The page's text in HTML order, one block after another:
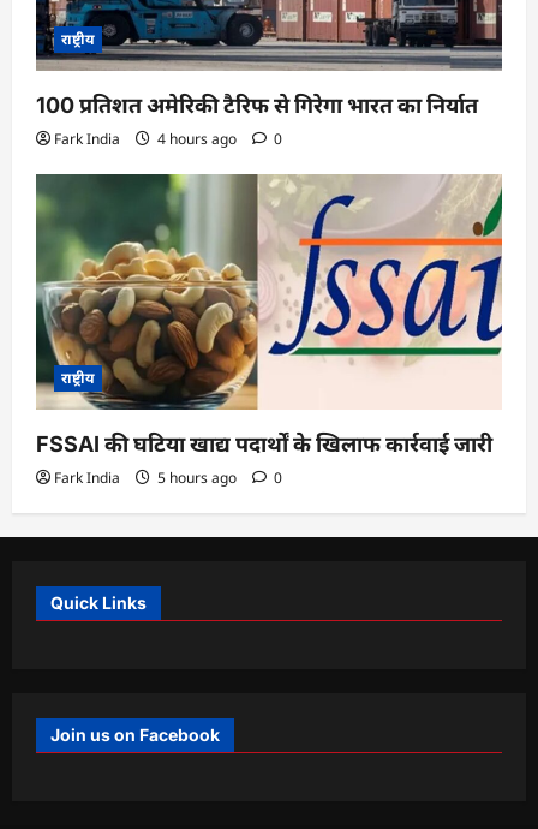
राष्ट्रीय
100 प्रतिशत अमेरिकी टैरिफ से गिरेगा भारत का निर्यात
Fark India 4 hours ago 0
राष्ट्रीय
FSSAI की घटिया खाद्य पदार्थों के खिलाफ कार्रवाई जारी
Fark India 5 hours ago 0
Quick Links
Join us on Facebook